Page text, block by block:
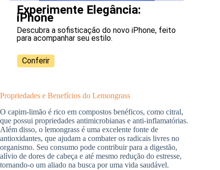
Experimente Elegância:
iPhone
Descubra a sofisticação do novo iPhone, feito
para acompanhar seu estilo.
Conferir
Propriedades e Benefícios do Lemongrass
O capim-limão é rico em compostos benéficos, como citral,
que possui propriedades antimicrobianas e anti-inflamatórias.
Além disso, o lemongrass é uma excelente fonte de
antioxidantes, que ajudam a combater os radicais livres no
organismo. Seu consumo pode contribuir para a digestão,
alívio de dores de cabeça e até mesmo redução do estresse,
tornando-o um aliado na busca por uma vida saudável.